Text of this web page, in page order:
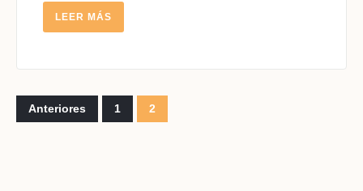
LEER MÁS
MÁS
Paginación
de
Anteriores 1 2